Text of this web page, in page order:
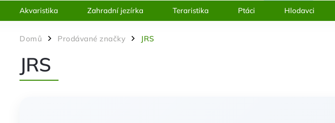
Akvaristika Zahradní jezírka Teraristika Ptáci Hlodavci
Domů / Prodávané značky / JRS
JRS